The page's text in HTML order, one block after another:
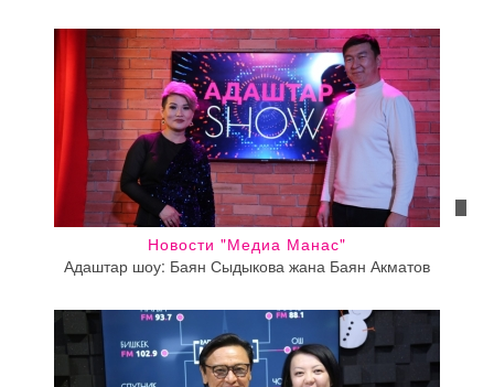
Новости "Медиа Манас"
Адаштар шоу: Баян Сыдыкова жана Баян Акматов